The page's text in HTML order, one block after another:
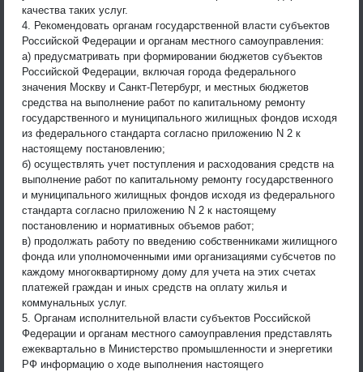
качества таких услуг.
4. Рекомендовать органам государственной власти субъектов
Российской Федерации и органам местного самоуправления:
а) предусматривать при формировании бюджетов субъектов
Российской Федерации, включая города федерального
значения Москву и Санкт-Петербург, и местных бюджетов
средства на выполнение работ по капитальному ремонту
государственного и муниципального жилищных фондов исходя
из федерального стандарта согласно приложению N 2 к
настоящему постановлению;
б) осуществлять учет поступления и расходования средств на
выполнение работ по капитальному ремонту государственного
и муниципального жилищных фондов исходя из федерального
стандарта согласно приложению N 2 к настоящему
постановлению и нормативных объемов работ;
в) продолжать работу по введению собственниками жилищного
фонда или уполномоченными ими организациями субсчетов по
каждому многоквартирному дому для учета на этих счетах
платежей граждан и иных средств на оплату жилья и
коммунальных услуг.
5. Органам исполнительной власти субъектов Российской
Федерации и органам местного самоуправления представлять
ежеквартально в Министерство промышленности и энергетики
РФ информацию о ходе выполнения настоящего